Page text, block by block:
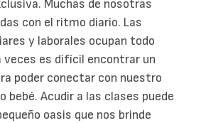
Muchas de nosotras
con el ritmo diario. Las
y laborales ocupan todo
es difícil encontrar un
poder conectar con nuestro
bebé. Acudir a las clases puede
oasis que nos brinde